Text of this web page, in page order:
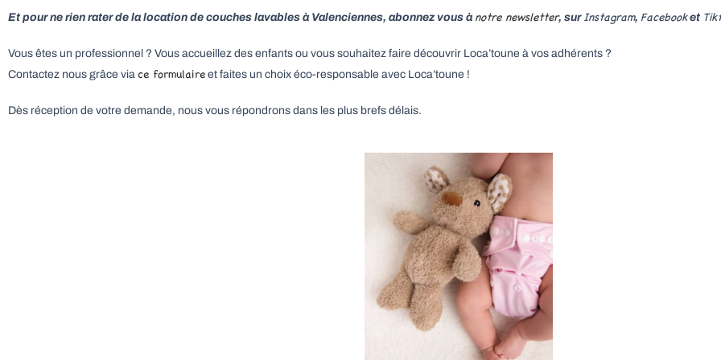
Et pour ne rien rater de la location de couches lavables à Valenciennes, abonnez vous à notre newsletter, sur Instagram, Facebooket
Vous êtes un professionnel ? Vous accueillez des enfants ou vous souhaitez faire découvrir Loca’toune à vos adhérents ?
Contactez nous grâce via ce formulaire et faites un choix éco-responsable avec Loca’toune !
Dès réception de votre demande, nous vous répondrons dans les plus brefs délais.